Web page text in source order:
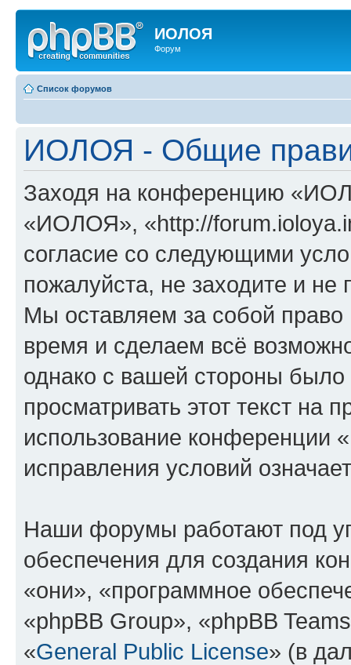
ИОЛОЯ
Форум
Список форумов
ИОЛОЯ - Общие
Заходя на конференцию
«ИОЛОЯ», «http://
согласие со следующими
пожалуйста, не заходите и
Мы оставляем за собой
время и сделаем всё
однако с вашей стороны
просматривать этот текст на
использование
исправления условий
Наши форумы работают под
обеспечения для создания
«они», «программное
«phpBB Group», «phpBB
«General Public License» (в